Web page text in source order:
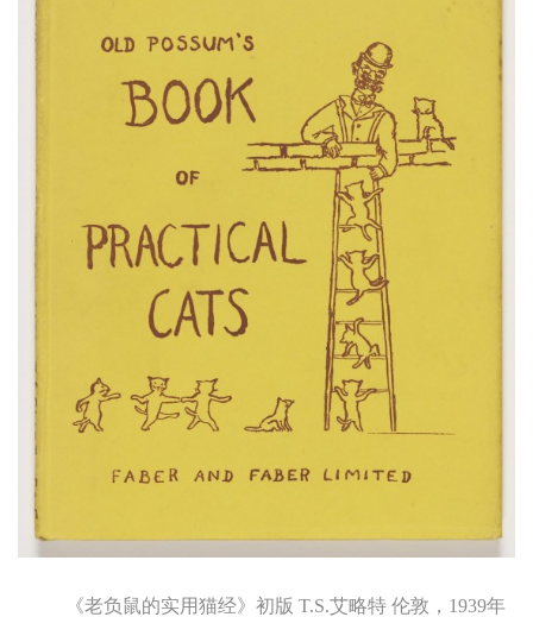
《老负鼠的实用猫经》初版 T.S.艾略特 伦敦，1939年